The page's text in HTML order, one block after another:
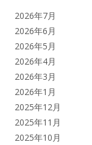
2026年7月
2026年6月
2026年5月
2026年4月
2026年3月
2026年1月
2025年12月
2025年11月
2025年10月